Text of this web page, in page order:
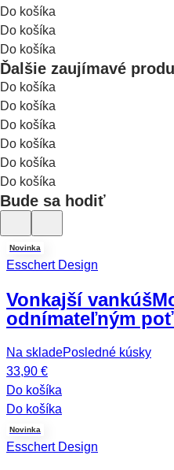
Do košíka
Do košíka
Do košíka
Ďalšie zaujímavé
Do košíka
Do košíka
Do košíka
Do košíka
Do košíka
Do košíka
Bude sa hodiť
Novinka
Esschert Design
Vonkajší vankúš
odnímateľným
Na skladePosledné kúsky
33,90 €
Do košíka
Do košíka
Novinka
Esschert Design